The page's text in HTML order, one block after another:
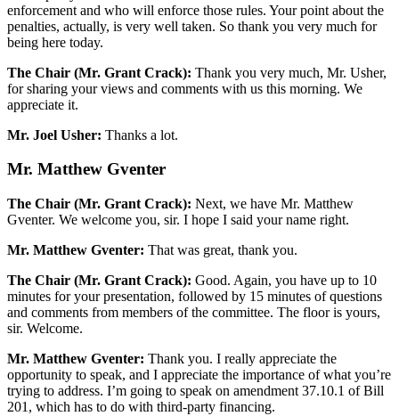
enforcement and who will enforce those rules. Your point about the
penalties, actually, is very well taken. So thank you very much for
being here today.
The Chair (Mr. Grant Crack): Thank you very much, Mr. Usher,
for sharing your views and comments with us this morning. We
appreciate it.
Mr. Joel Usher: Thanks a lot.
Mr. Matthew Gventer
The Chair (Mr. Grant Crack): Next, we have Mr. Matthew
Gventer. We welcome you, sir. I hope I said your name right.
Mr. Matthew Gventer: That was great, thank you.
The Chair (Mr. Grant Crack): Good. Again, you have up to 10
minutes for your presentation, followed by 15 minutes of questions
and comments from members of the committee. The floor is yours,
sir. Welcome.
Mr. Matthew Gventer: Thank you. I really appreciate the
opportunity to speak, and I appreciate the importance of what you’re
trying to address. I’m going to speak on amendment 37.10.1 of Bill
201, which has to do with third-party financing.